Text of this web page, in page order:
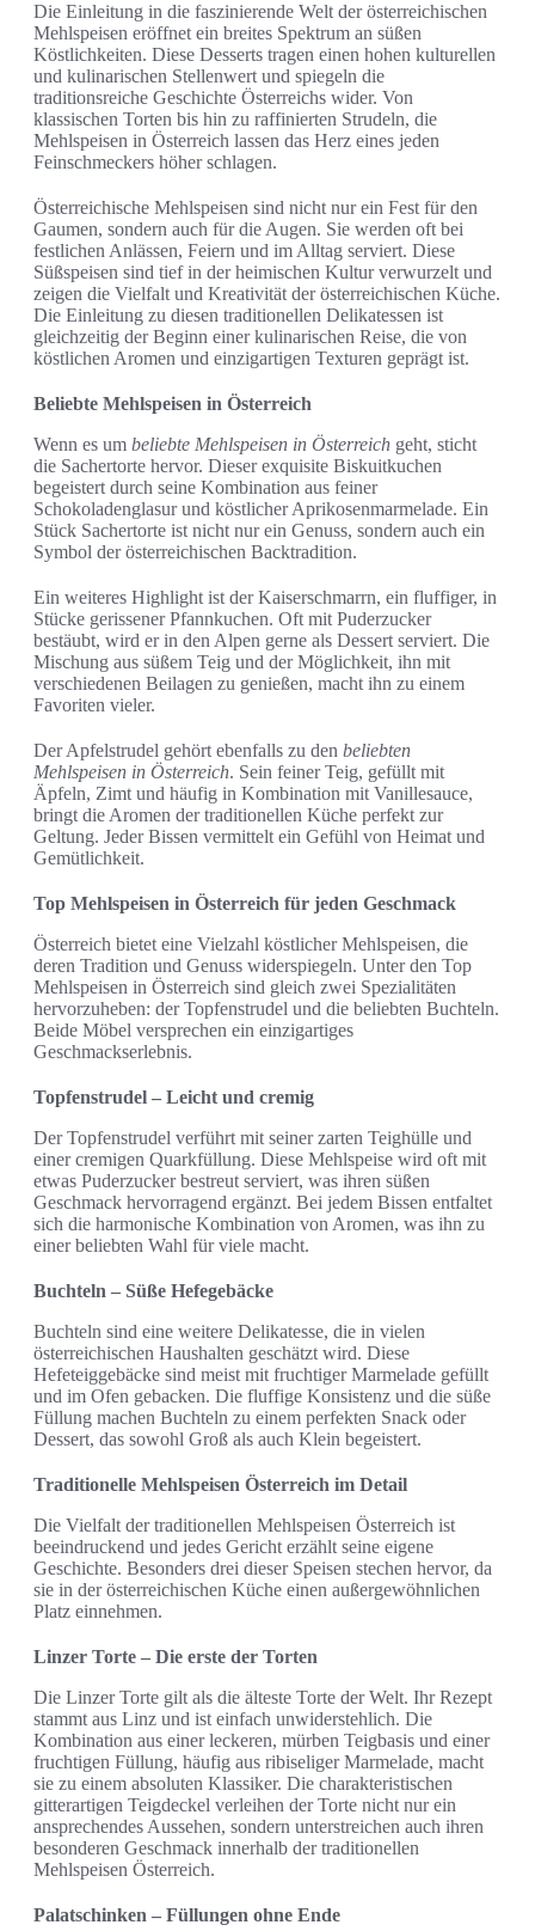
Die Einleitung in die faszinierende Welt der österreichischen
Mehlspeisen eröffnet ein breites Spektrum an süßen
Köstlichkeiten. Diese Desserts tragen einen hohen kulturellen
und kulinarischen Stellenwert und spiegeln die
traditionsreiche Geschichte Österreichs wider. Von
klassischen Torten bis hin zu raffinierten Strudeln, die
Mehlspeisen in Österreich lassen das Herz eines jeden
Feinschmeckers höher schlagen.
Österreichische Mehlspeisen sind nicht nur ein Fest für den
Gaumen, sondern auch für die Augen. Sie werden oft bei
festlichen Anlässen, Feiern und im Alltag serviert. Diese
Süßspeisen sind tief in der heimischen Kultur verwurzelt und
zeigen die Vielfalt und Kreativität der österreichischen Küche.
Die Einleitung zu diesen traditionellen Delikatessen ist
gleichzeitig der Beginn einer kulinarischen Reise, die von
köstlichen Aromen und einzigartigen Texturen geprägt ist.
Beliebte Mehlspeisen in Österreich
Wenn es um beliebte Mehlspeisen in Österreich geht, sticht
die Sachertorte hervor. Dieser exquisite Biskuitkuchen
begeistert durch seine Kombination aus feiner
Schokoladenglasur und köstlicher Aprikosenmarmelade. Ein
Stück Sachertorte ist nicht nur ein Genuss, sondern auch ein
Symbol der österreichischen Backtradition.
Ein weiteres Highlight ist der Kaiserschmarrn, ein fluffiger, in
Stücke gerissener Pfannkuchen. Oft mit Puderzucker
bestäubt, wird er in den Alpen gerne als Dessert serviert. Die
Mischung aus süßem Teig und der Möglichkeit, ihn mit
verschiedenen Beilagen zu genießen, macht ihn zu einem
Favoriten vieler.
Der Apfelstrudel gehört ebenfalls zu den beliebten
Mehlspeisen in Österreich. Sein feiner Teig, gefüllt mit
Äpfeln, Zimt und häufig in Kombination mit Vanillesauce,
bringt die Aromen der traditionellen Küche perfekt zur
Geltung. Jeder Bissen vermittelt ein Gefühl von Heimat und
Gemütlichkeit.
Top Mehlspeisen in Österreich für jeden Geschmack
Österreich bietet eine Vielzahl köstlicher Mehlspeisen, die
deren Tradition und Genuss widerspiegeln. Unter den Top
Mehlspeisen in Österreich sind gleich zwei Spezialitäten
hervorzuheben: der Topfenstrudel und die beliebten Buchteln.
Beide Möbel versprechen ein einzigartiges
Geschmackserlebnis.
Topfenstrudel – Leicht und cremig
Der Topfenstrudel verführt mit seiner zarten Teighülle und
einer cremigen Quarkfüllung. Diese Mehlspeise wird oft mit
etwas Puderzucker bestreut serviert, was ihren süßen
Geschmack hervorragend ergänzt. Bei jedem Bissen entfaltet
sich die harmonische Kombination von Aromen, was ihn zu
einer beliebten Wahl für viele macht.
Buchteln – Süße Hefegebäcke
Buchteln sind eine weitere Delikatesse, die in vielen
österreichischen Haushalten geschätzt wird. Diese
Hefeteiggebäcke sind meist mit fruchtiger Marmelade gefüllt
und im Ofen gebacken. Die fluffige Konsistenz und die süße
Füllung machen Buchteln zu einem perfekten Snack oder
Dessert, das sowohl Groß als auch Klein begeistert.
Traditionelle Mehlspeisen Österreich im Detail
Die Vielfalt der traditionellen Mehlspeisen Österreich ist
beeindruckend und jedes Gericht erzählt seine eigene
Geschichte. Besonders drei dieser Speisen stechen hervor, da
sie in der österreichischen Küche einen außergewöhnlichen
Platz einnehmen.
Linzer Torte – Die erste der Torten
Die Linzer Torte gilt als die älteste Torte der Welt. Ihr Rezept
stammt aus Linz und ist einfach unwiderstehlich. Die
Kombination aus einer leckeren, mürben Teigbasis und einer
fruchtigen Füllung, häufig aus ribiseliger Marmelade, macht
sie zu einem absoluten Klassiker. Die charakteristischen
gitterartigen Teigdeckel verleihen der Torte nicht nur ein
ansprechendes Aussehen, sondern unterstreichen auch ihren
besonderen Geschmack innerhalb der traditionellen
Mehlspeisen Österreich.
Palatschinken – Füllungen ohne Ende